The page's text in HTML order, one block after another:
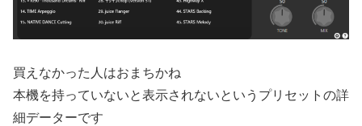
買えなかった人はおまちかね
本機を持っていないと表示されないというプリセットの詳
細データーです